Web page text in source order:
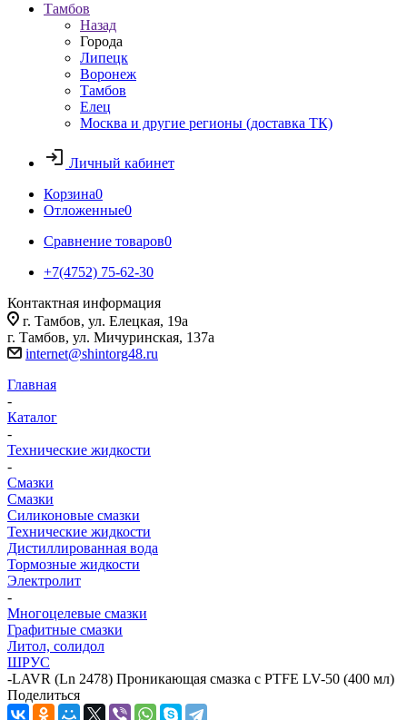
Тамбов
Назад
Города
Липецк
Воронеж
Тамбов
Елец
Москва и другие регионы (доставка ТК)
Личный кабинет
Корзина0
Отложенные0
Сравнение товаров0
+7(4752) 75-62-30
Контактная информация
г. Тамбов, ул. Елецкая, 19а
г. Тамбов, ул. Мичуринская, 137а
internet@shintorg48.ru
Главная
-
Каталог
-
Технические жидкости
-
Смазки
Смазки
Силиконовые смазки
Технические жидкости
Дистиллированная вода
Тормозные жидкости
Электролит
-
Многоцелевые смазки
Графитные смазки
Литол, солидол
ШРУС
-LAVR (Ln 2478) Проникающая смазка с PTFE LV-50 (400 мл)
Поделиться